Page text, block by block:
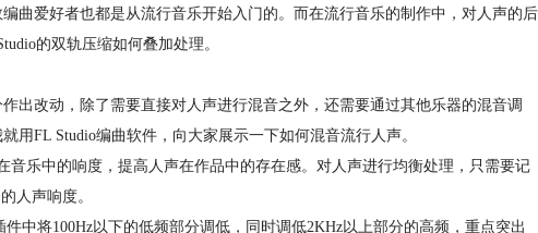
曲爱好者也都是从流行音乐开始入门的。而在流行音乐的制作中，对人声的后
的双轨压缩如何叠加处理。
出改动，除了需要直接对人声进行混音之外，还需要通过其他乐器的混音调
用FL Studio编曲软件，向大家展示一下如何混音流行人声。
乐中的响度，提高人声在作品中的存在感。对人声进行均衡处理，只需要记
人声响度。
中将100Hz以下的低频部分调低，同时调低2KHz以上部分的高频，重点突出